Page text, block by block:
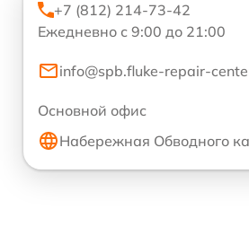
+7 (812) 214-73-42
Ежедневно с 9:00 до 21:00
info@spb.fluke-repair-
Основной офис
Набережная Обводного